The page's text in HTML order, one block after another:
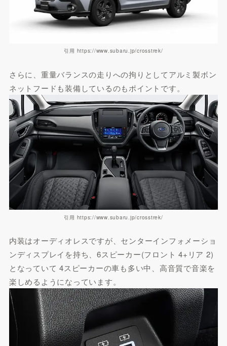
引用 https://www.subaru.jp/crosstrek/
さらに、重量バランスの走りへの拘りとしてアルミ製ボン
ネットフードも装備しているのもポイントです。
引用 https://www.subaru.jp/crosstrek/
内装はオーディオレスですが、センターインフォメーショ
ンディスプレイを持ち、6スピーカー(フロント 4+リア 2)
となっていて 4スピーカーの車も多い中、高音質で音楽を
楽しめるようになっています。